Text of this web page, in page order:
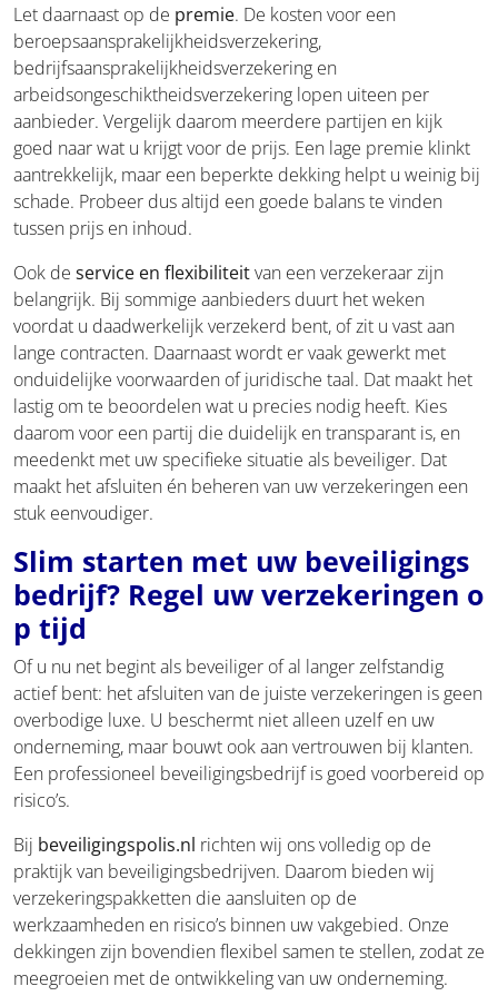
Let daarnaast op de premie. De kosten voor een
beroepsaansprakelijkheidsverzekering,
bedrijfsaansprakelijkheidsverzekering en
arbeidsongeschiktheidsverzekering lopen uiteen per
aanbieder. Vergelijk daarom meerdere partijen en kijk
goed naar wat u krijgt voor de prijs. Een lage premie klinkt
aantrekkelijk, maar een beperkte dekking helpt u weinig bij
schade. Probeer dus altijd een goede balans te vinden
tussen prijs en inhoud.
Ook de service en flexibiliteitvan een verzekeraar zijn
belangrijk. Bij sommige aanbieders duurt het weken
voordat u daadwerkelijk verzekerd bent, of zit u vast aan
lange contracten. Daarnaast wordt er vaak gewerkt met
onduidelijke voorwaarden of juridische taal. Dat maakt het
lastig om te beoordelen wat u precies nodig heeft. Kies
daarom voor een partij die duidelijk en transparant is, en
meedenkt met uw specifieke situatie als beveiliger. Dat
maakt het afsluiten én beheren van uw verzekeringen een
stuk eenvoudiger.
Slim starten met uw beveiligings
bedrijf? Regel uw verzekeringen o
p tijd
Of u nu net begint als beveiliger of al langer zelfstandig
actief bent: het afsluiten van de juiste verzekeringen is geen
overbodige luxe. U beschermt niet alleen uzelf en uw
onderneming, maar bouwt ook aan vertrouwen bij klanten.
Een professioneel beveiligingsbedrijf is goed voorbereid op
risico’s.
Bij beveiligingspolis.nl richten wij ons volledig op de
praktijk van beveiligingsbedrijven. Daarom bieden wij
verzekeringspakketten die aansluiten op de
werkzaamheden en risico’s binnen uw vakgebied. Onze
dekkingen zijn bovendien flexibel samen te stellen, zodat ze
meegroeien met de ontwikkeling van uw onderneming.